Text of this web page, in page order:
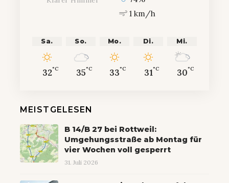
1 km/h
Sa.
32°C
So.
35°C
Mo.
33°C
Di.
31°C
Mi.
30°C
MEISTGELESEN
B 14/B 27 bei Rottweil:
Umgehungsstraße ab Montag für
vier Wochen voll gesperrt
31. Juli 2026